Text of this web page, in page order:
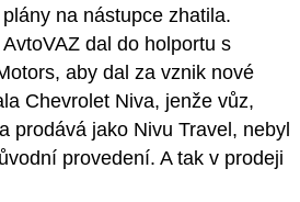
na nástupce zhatila.
dal do holportu s
aby dal za vznik nové
Chevrolet Niva, jenže vůz,
prodává jako Nivu Travel, nebyl
provedení. A tak v prodeji